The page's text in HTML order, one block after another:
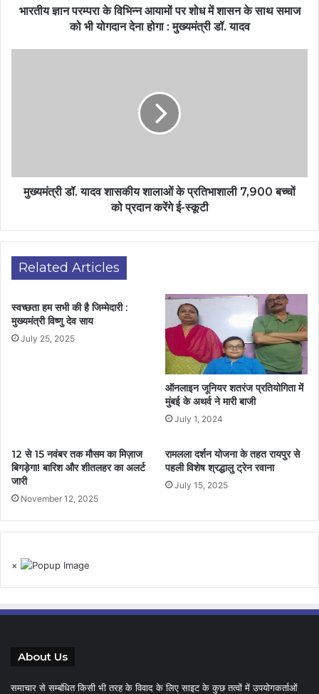
भारतीय ज्ञान परम्परा के विभिन्न आयामों पर शोध में शासन के साथ समाज
को भी योगदान देना होगा : मुख्यमंत्री डॉ. यादव
मुख्यमंत्री डॉ. यादव शासकीय शालाओं के प्रतिभाशाली 7,900 बच्चों
को प्रदान करेंगे ई-स्कूटी
Related Articles
स्वच्छता हम सभी की है जिम्मेदारी :
मुख्यमंत्री विष्णु देव साय
July 25, 2025
ऑनलाइन जूनियर शतरंज प्रतियोगिता में
मुंबई के अथर्व ने मारी बाजी
July 1, 2024
12 से 15 नवंबर तक मौसम का मिज़ाज
बिगड़ेगा! बारिश और शीतलहर का अलर्ट
जारी
November 12, 2025
रामलला दर्शन योजना के तहत रायपुर से
पहली विशेष श्रद्धालु ट्रेन रवाना
July 15, 2025
×
About Us
समाचार से सम्बंधित किसी भी तरह के विवाद के लिए साइट के कुछ तत्वों में उपयोगकर्ताओं